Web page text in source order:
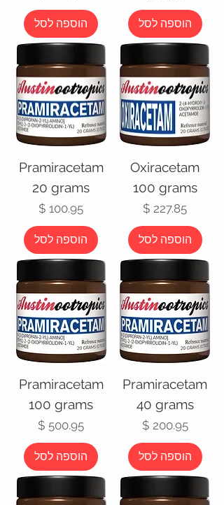
הוספה לסל הוספה לסל
Oxiracetam
100 grams
מחיר
הוספה לסל
Pramiracetam
20 grams
מחיר
הוספה לסל
Pramiracetam
40 grams
מחיר‏200.95 ‏$
הוספה לסל
Pramiracetam
100 grams
מחיר
הוספה לסל